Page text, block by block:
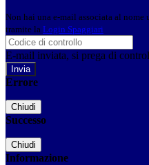
Non hai una e-mail associata al nome
tramite la Login Spaggiari
E-mail inviata, si prega di
Errore
Chiudi
Successo
Chiudi
Informazione